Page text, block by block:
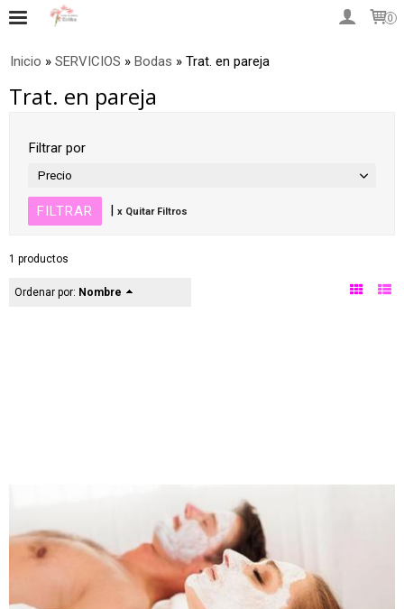
0
Inicio » SERVICIOS » Bodas » Trat. en pareja
Trat. en pareja
Filtrar por
Precio
| x Quitar Filtros
1 productos
Ordenar por: Nombre